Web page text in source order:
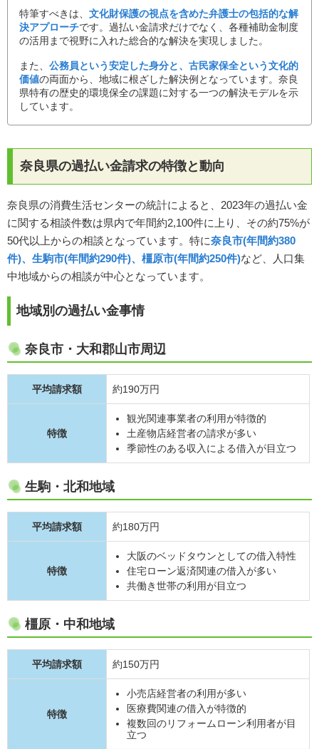
特筆すべきは、 文化財保護の視点を含めた弁護士の包括的な解
決アプローチです。過払い金請求だけでなく、各種補助金制度
の活用まで視野に入れた総合的な解決を実現しました。
また、 公務員という安定した身分と、古民家保全という文化的
価値の両面から、地域に根ざした解決例となっています。奈良
県特有の歴史的環境保全の課題に対する一つの解決モデルを示
しています。
奈良県の過払い金請求の特徴と動向
奈良県の消費生活センターの統計によると、2023年の過払い金
に関する相談件数は県内で年間約2,100件に上り、その約75%が
50代以上からの相談となっています。特に奈良市(年間約380
件)、生駒市(年間約290件)、橿原市(年間約250件)など、人口集
中地域からの相談が中心となっています。
地域別の過払い金事情
奈良市・大和郡山市周辺
平均請求額 約190万円
特徴
観光関連事業者の利用が特徴的
土産物店経営者の請求が多い
季節性のある収入による借入が目立つ
生駒・北和地域
平均請求額 約180万円
特徴
大阪のベッドタウンとしての借入特性
住宅ローン返済関連の借入が多い
共働き世帯の利用が目立つ
橿原・中和地域
平均請求額 約150万円
特徴
小売店経営者の利用が多い
医療費関連の借入が特徴的
複数回のリフォームローン利用者が目
立つ